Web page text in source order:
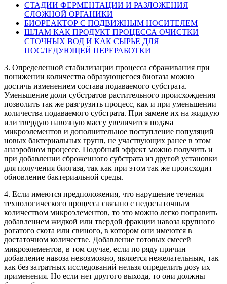
СТАДИИ ФЕРМЕНТАЦИИ И РАЗЛОЖЕНИЯ
СЛОЖНОЙ ОРГАНИКИ
БИОРЕАКТОР С ПОДВИЖНЫМ НОСИТЕЛЕМ
ШЛАМ КАК ПРОДУКТ ПРОЦЕССА ОЧИСТКИ
СТОЧНЫХ ВОД И КАК СЫРЬЕ ДЛЯ
ПОСЛЕДУЮЩЕЙ ПЕРЕРАБОТКИ
3. Определенной стабилизации процесса сбраживания при
понижении количества образующегося биогаза можно
достичь изменением состава подаваемого субстрата.
Уменьшение доли субстратов растительного происхождения
позволить так же разгрузить процесс, как и при уменьшении
количества подаваемого субстрата. При замене их на жидкую
или твердую навозную массу увеличится подача
микроэлементов и дополнительное поступление популяций
новых бактериальных групп, не участвующих ранее в этом
анаэробном процессе. Подобный эффект можно получить и
при добавлении сброженного субстрата из другой установки
для получения биогаза, так как при этом так же происходит
обновление бактериальной среды.
4. Если имеются предположения, что нарушение течения
технологического процесса связано с недостаточным
количеством микроэлементов, то это можно легко поправить
добавлением жидкой или твердой фракции навоза крупного
рогатого скота или свиного, в котором они имеются в
достаточном количестве. Добавление готовых смесей
микроэлементов, в том случае, если по ряду причин
добавление навоза невозможно, является нежелательным, так
как без затратных исследований нельзя определить дозу их
применения. Но если нет другого выхода, то они должны